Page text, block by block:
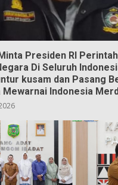
Presiden RI
Di Seluruh
kusam dan Pasang
Mewarnai Indonesia